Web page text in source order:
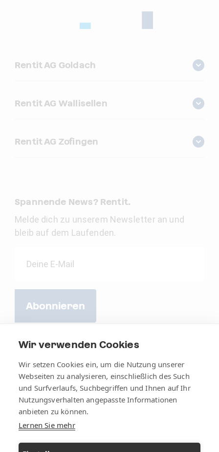
Wir verwenden Cookies
Wir setzen Cookies ein, um die Nutzung unserer
Webseiten zu analysieren, einschließlich des Such
und Surfverlaufs, Suchbegriffen und Ihnen auf Ihr
Nutzungsverhalten angepasste Informationen
anbieten zu können.
Lernen Sie mehr
Rentit AG Goldach
Rentit AG Wallisellen
Rentit AG Zofingen
Spannende News? Rentit.
Melde dich zu unserem Newsletter an und
bleib auf dem Laufenden.
Abonnieren
AGB Impressum